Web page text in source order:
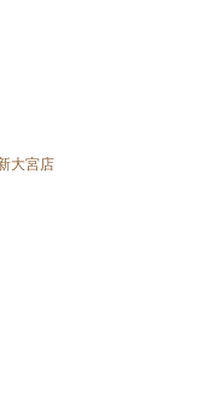
大宮店